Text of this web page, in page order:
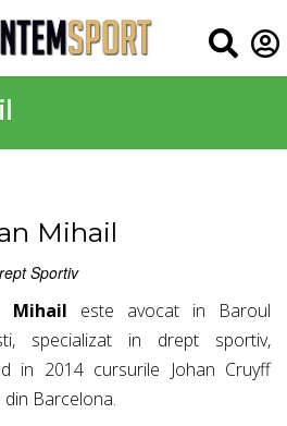
Mihail
Sportiv
Mihail este avocat in Baroul
specializat in drept sportiv,
in 2014 cursurile Johan Cruyff
Barcelona.